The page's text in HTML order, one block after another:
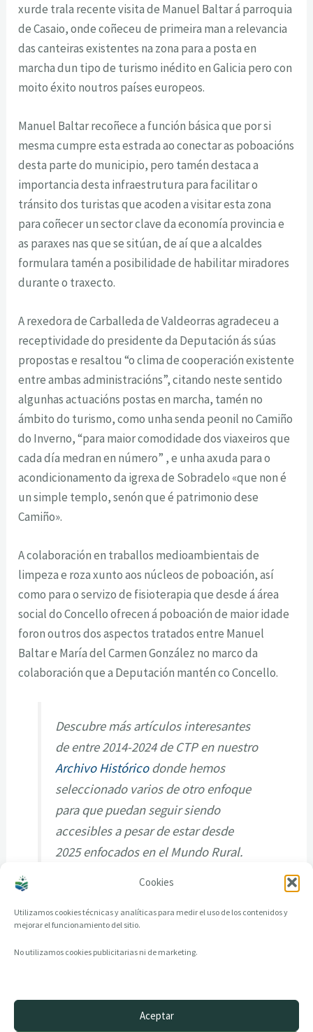
Cookies
Utilizamos cookies técnicas y analíticas para medir el uso de los contenidos y
mejorar el funcionamiento del sitio.
No utilizamos cookies publicitarias ni de marketing.
Aceptar
xurde trala recente visita de Manuel Baltar á parroquia
de Casaio, onde coñeceu de primeira man a relevancia
das canteiras existentes na zona para a posta en
marcha dun tipo de turismo inédito en Galicia pero con
moito éxito noutros países europeos.
Manuel Baltar recoñece a función básica que por si
mesma cumpre esta estrada ao conectar as poboacións
desta parte do municipio, pero tamén destaca a
importancia desta infraestrutura para facilitar o
tránsito dos turistas que acoden a visitar esta zona
para coñecer un sector clave da economía provincia e
as paraxes nas que se sitúan, de aí que a alcaldes
formulara tamén a posibilidade de habilitar miradores
durante o traxecto.
A rexedora de Carballeda de Valdeorras agradeceu a
receptividade do presidente da Deputación ás súas
propostas e resaltou “o clima de cooperación existente
entre ambas administracións”, citando neste sentido
algunhas actuacións postas en marcha, tamén no
ámbito do turismo, como unha senda peonil no Camiño
do Inverno, “para maior comodidade dos viaxeiros que
cada día medran en número” , e unha axuda para o
acondicionamento da igrexa de Sobradelo «que non é
un simple templo, senón que é patrimonio dese
Camiño».
A colaboración en traballos medioambientais de
limpeza e roza xunto aos núcleos de poboación, así
como para o servizo de fisioterapia que desde á área
social do Concello ofrecen á poboación de maior idade
foron outros dos aspectos tratados entre Manuel
Baltar e María del Carmen González no marco da
colaboración que a Deputación mantén co Concello.
Descubre más artículos interesantes
de entre 2014-2024 de CTP en nuestro
Archivo Históricodonde hemos
seleccionado varios de otro enfoque
para que puedan seguir siendo
accesibles a pesar de estar desde
2025 enfocados en el Mundo Rural.